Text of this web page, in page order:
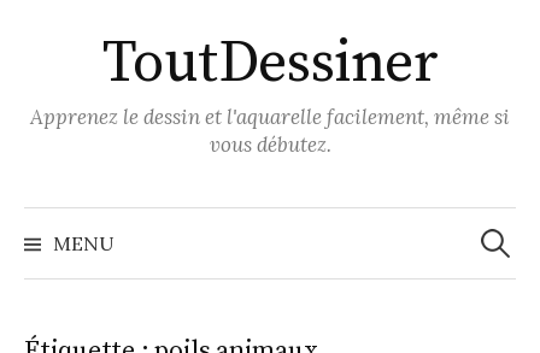
ToutDessiner
Apprenez le dessin et l'aquarelle facilement, même si
vous débutez.
MENU